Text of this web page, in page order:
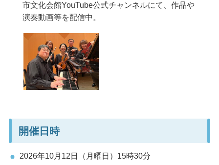
市文化会館YouTube公式チャンネルにて、作品や
演奏動画等を配信中。
開催日時
2026年10月12日（月曜日）15時30分